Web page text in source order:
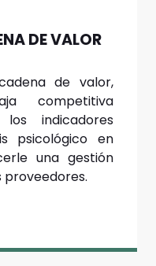
DE VALOR
de valor,
competitiva
los indicadores
psicológico en
una gestión
proveedores.